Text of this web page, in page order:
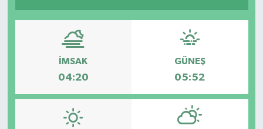
İMSAK
04:20
GÜNEŞ
05:52